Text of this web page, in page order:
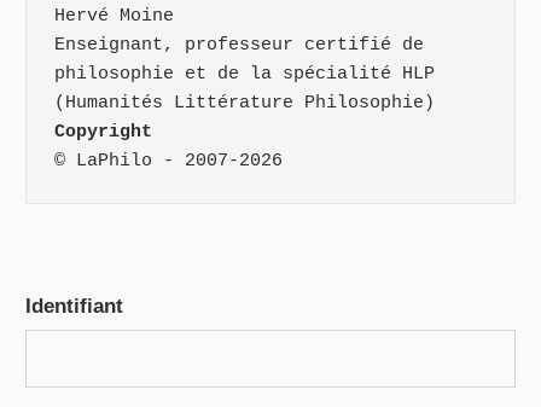
Hervé Moine
Enseignant, professeur certifié de
philosophie et de la spécialité HLP
(Humanités Littérature Philosophie)
Copyright
© LaPhilo - 2007-2026
Identifiant